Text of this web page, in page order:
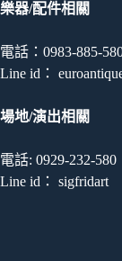
樂器/配件相關
電話：0983-885-
Line id：
場地/演出相關
電話: 0929-232-580
Line id： sigfridart